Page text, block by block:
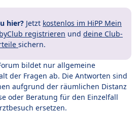
hier? Jetzt kostenlos im HiPP Mein
registrieren und deine Club-
sichern.
bildet nur allgemeine
der Fragen ab. Die Antworten sind
aufgrund der räumlichen Distanz
oder Beratung für den Einzelfall
ersetzen.